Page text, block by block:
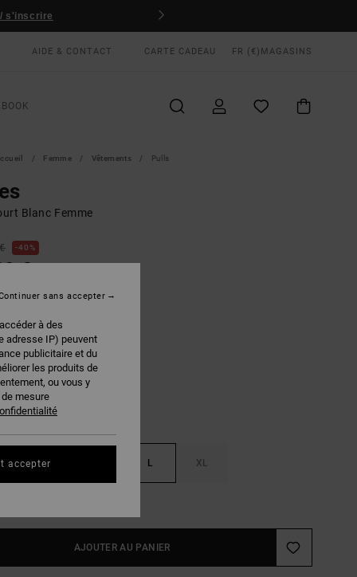
s'inscrire
AIDE & CONTACT CARTE CADEAU FR (€) MAGASINS
Femme Vêtements Pulls
Blanc Femme
40%
€
Cloud
S L XL
AJOUTER AU PANIER
à des
adresse IP) peuvent
publicitaire et du
les produits de
ou vous y
mesure
sans accepter
accepter